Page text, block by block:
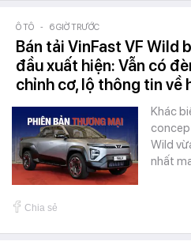
Ô TÔ - 6 GIỜ TRƯỚC
Bán tải VinFast VF Wild
đầu xuất hiện: Vẫn có
chỉnh cơ, lộ thông tin về
Khác
Wild
nhất
Chia sẻ